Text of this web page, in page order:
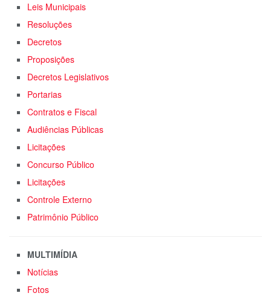
Leis Municipais
Resoluções
Decretos
Proposições
Decretos Legislativos
Portarias
Contratos e Fiscal
Audiências Públicas
Licitações
Concurso Público
Licitações
Controle Externo
Patrimônio Público
MULTIMÍDIA
Notícias
Fotos